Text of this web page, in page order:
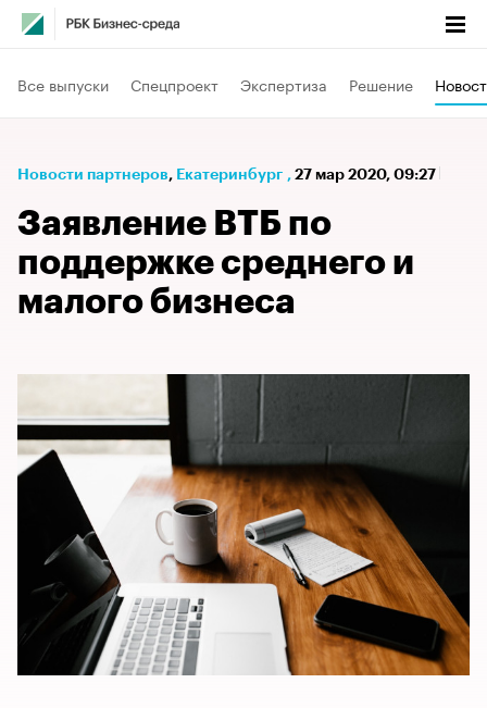
Все выпуски Спецпроект Экспертиза Решение
Новости партнеров⁠, Екатеринбург , 27 мар 2020, 09:27
Заявление ВТБ по
поддержке среднего и
малого бизнеса